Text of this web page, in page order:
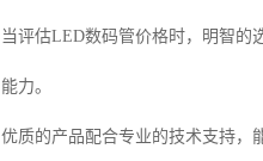
当评估LED数码管价格时，明智的
能力。
优质的产品配合专业的技术支持，